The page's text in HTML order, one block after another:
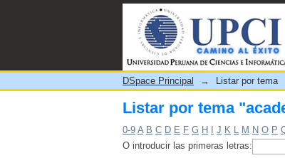
Listar por tema
DSpace Principal → Listar por tema
Listar por tema
0-9 A B C D E F G H J K L M N O P
O introducir las primeras letras: